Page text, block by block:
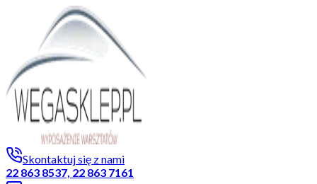
Skontaktuj się z nami
22 863 8537, 22 863 7161